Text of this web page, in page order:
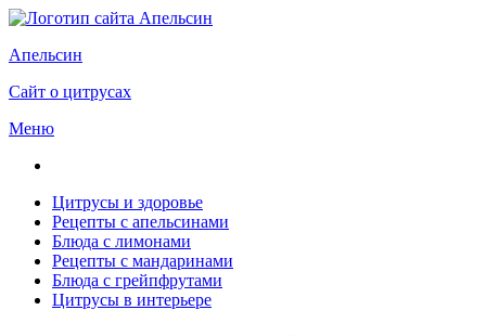
Апельсин
Сайт о цитрусах
Меню
Цитрусы и здоровье
Рецепты с апельсинами
Блюда с лимонами
Рецепты с мандаринами
Блюда с грейпфрутами
Цитрусы в интерьере